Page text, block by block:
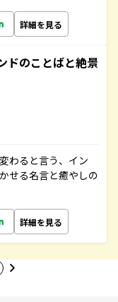
詳細を見る
ドのことばと絶景
わると言う、イン
せる名言と癒やしの
詳細を見る